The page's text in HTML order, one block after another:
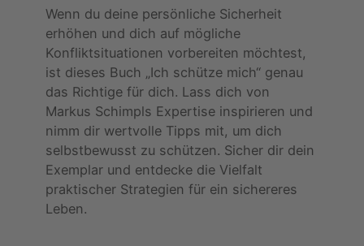
Wenn du deine persönliche Sicherheit
erhöhen und dich auf mögliche
Konfliktsituationen vorbereiten möchtest,
ist dieses Buch „Ich schütze mich“ genau
das Richtige für dich. Lass dich von
Markus Schimpls Expertise inspirieren und
nimm dir wertvolle Tipps mit, um dich
selbstbewusst zu schützen. Sicher dir dein
Exemplar und entdecke die Vielfalt
praktischer Strategien für ein sichereres
Leben.